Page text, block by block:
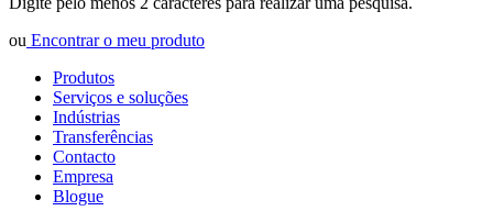
ou Encontrar o meu produto
Produtos
Serviços e soluções
Indústrias
Transferências
Contacto
Empresa
Blogue